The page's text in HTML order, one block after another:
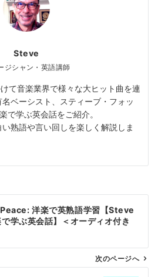
Steve
ジシャン・英語講師
て音楽業界で様々な大ヒット曲を連
ベーシスト、スティーブ・フォッ
で学ぶ英会話をご紹介。
熟語や言い回しを楽しく解説しま
洋楽で英熟語学習【Steve
学ぶ英会話】＜オーディオ付き
次のページへ